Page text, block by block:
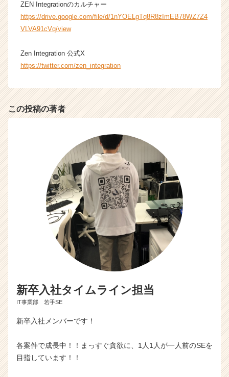
ZEN Integrationのカルチャー
https://drive.google.com/file/d/1nYOELgTq8R8zImEB78WZ7Z4
VLVA91cVq/view
Zen Integration 公式X
https://twitter.com/zen_integration
この投稿の著者
新卒入社タイムライン担当
IT事業部 若手SE
新卒入社メンバーです！
各案件で成長中！！まっすぐ貪欲に、1人1人が一人前のSEを
目指しています！！